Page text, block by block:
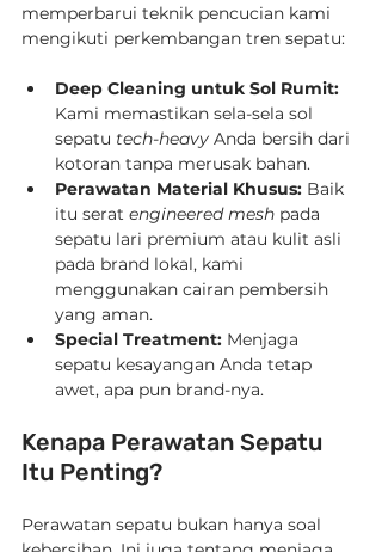
memperbarui teknik pencucian kami
mengikuti perkembangan tren sepatu:
Deep Cleaning untuk Sol Rumit:
Kami memastikan sela-sela sol
sepatu tech-heavy Anda bersih dari
kotoran tanpa merusak bahan.
Perawatan Material Khusus: Baik
itu serat engineered mesh pada
sepatu lari premium atau kulit asli
pada brand lokal, kami
menggunakan cairan pembersih
yang aman.
Special Treatment: Menjaga
sepatu kesayangan Anda tetap
awet, apa pun brand-nya.
Kenapa Perawatan Sepatu
Itu Penting?
Perawatan sepatu bukan hanya soal